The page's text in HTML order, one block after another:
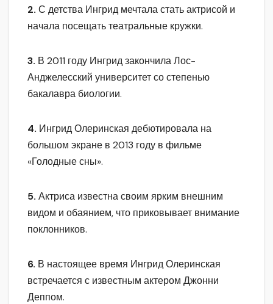
2. С детства Ингрид мечтала стать актрисой и
начала посещать театральные кружки.
3. В 2011 году Ингрид закончила Лос-
Анджелесский университет со степенью
бакалавра биологии.
4. Ингрид Олеринская дебютировала на
большом экране в 2013 году в фильме
«Голодные сны».
5. Актриса известна своим ярким внешним
видом и обаянием, что приковывает внимание
поклонников.
6. В настоящее время Ингрид Олеринская
встречается с известным актером Джонни
Деппом.